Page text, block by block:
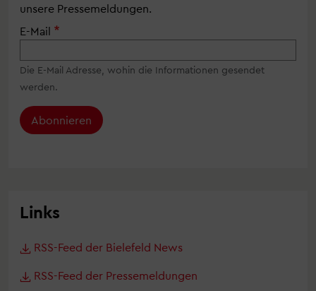
unsere Pressemeldungen.
E-Mail
Die E-Mail Adresse, wohin die Informationen gesendet
werden.
Abonnieren
Links
 RSS-Feed der Bielefeld News
 RSS-Feed der Pressemeldungen